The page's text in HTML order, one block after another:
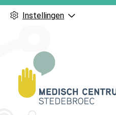
Instellingen